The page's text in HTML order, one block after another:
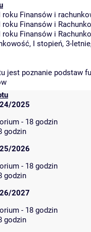
roku Finansów i
roku Finansów i
roku Finansów i
I stopień, 3-
jest poznanie podstaw
2025
- 18 godzin
godzin
2026
- 18 godzin
godzin
2027
- 18 godzin
godzin